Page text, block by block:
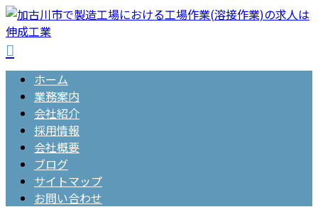
ホーム
業務案内
会社紹介
採用情報
会社概要
ブログ
サイトマップ
お問い合わせ